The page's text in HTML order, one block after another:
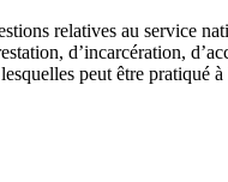
relatives au service
d’incarcération,
peut être pratiqué